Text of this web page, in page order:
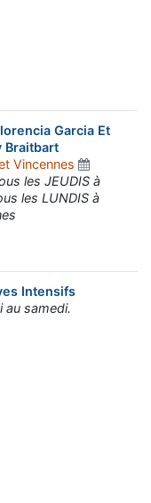
Garcia Et
Braitbart
Vincennes
les JEUDIS à
les LUNDIS à
Intensifs
au samedi.